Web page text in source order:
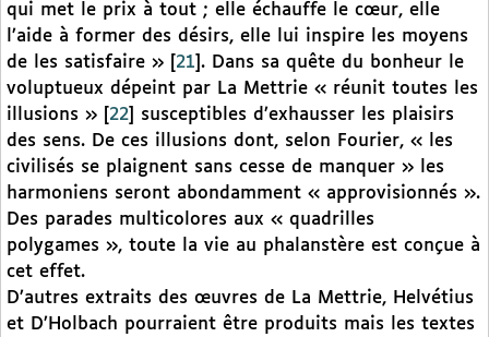
qui met le prix à tout ; elle échauffe le cœur, elle
l’aide à former des désirs, elle lui inspire les moyens
de les satisfaire »
21 . Dans sa quête du bonheur le
voluptueux dépeint par La Mettrie « réunit toutes les
illusions »
22
susceptibles d’exhausser les plaisirs
des sens. De ces illusions dont, selon Fourier, « les
civilisés se plaignent sans cesse de manquer » les
harmoniens seront abondamment « approvisionnés ».
Des parades multicolores aux « quadrilles
polygames », toute la vie au phalanstère est conçue à
cet effet.
D’autres extraits des œuvres de La Mettrie, Helvétius
et D’Holbach pourraient être produits mais les textes